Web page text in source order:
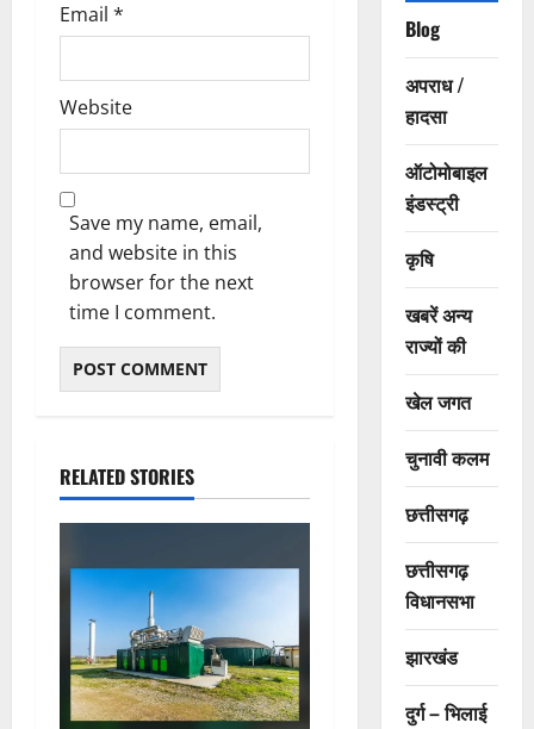
Email *
Website
Save my name, email,
and website in this
browser for the next
time I comment.
RELATED STORIES
Blog
अपराध /
हादसा
ऑटोमोबाइल
इंडस्ट्री
कृषि
खबरें अन्य
राज्यों की
खेल जगत
चुनावी कलम
छत्तीसगढ़
छत्तीसगढ़
विधानसभा
झारखंड
दुर्ग – भिलाई